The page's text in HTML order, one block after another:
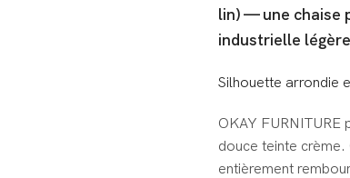
lin) — une chaise
industrielle
Silhouette arrondie
OKAY FURNITURE
douce teinte
entièrement